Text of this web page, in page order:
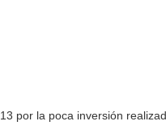
por la poca inversión